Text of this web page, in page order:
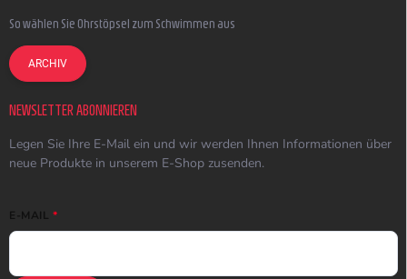
So wählen Sie Ohrstöpsel zum Schwimmen aus
ARCHIV
NEWSLETTER ABONNIEREN
Legen Sie Ihre E-Mail ein und wir werden Ihnen Informationen über
neue Produkte in unserem E-Shop zusenden.
E-MAIL